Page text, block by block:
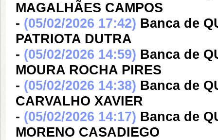
MAGALHÃES CAMPOS
- (05/02/2026 17:42) Banca de
PATRIOTA DUTRA
- (05/02/2026 14:59) Banca de
MOURA ROCHA PIRES
- (05/02/2026 14:38) Banca de
CARVALHO XAVIER
- (05/02/2026 14:17) Banca de
MORENO CASADIEGO